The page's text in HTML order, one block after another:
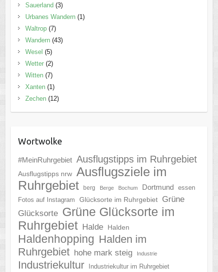
Sauerland (3)
Urbanes Wandern(1)
Waltrop(7)
Wandern(43)
Wesel (5)
Wetter(2)
Witten(7)
Xanten(1)
Zechen(12)
Wortwolke
#MeinRuhrgebiet Ausflugstipps im Ruhrgebiet
Ausflugstipps nrw Ausflugsziele im
Ruhrgebiet
berg Berge Bochum Dortmund
essen
Fotos auf Instagram
Glücksorte im Ruhrgebiet
Grüne
Glücksorte Grüne Glücksorte im
Ruhrgebiet Halde Halden
Haldenhopping Halden im
Ruhrgebiet hohe mark steig Industrie
Industriekultur Industriekultur im Ruhrgebiet